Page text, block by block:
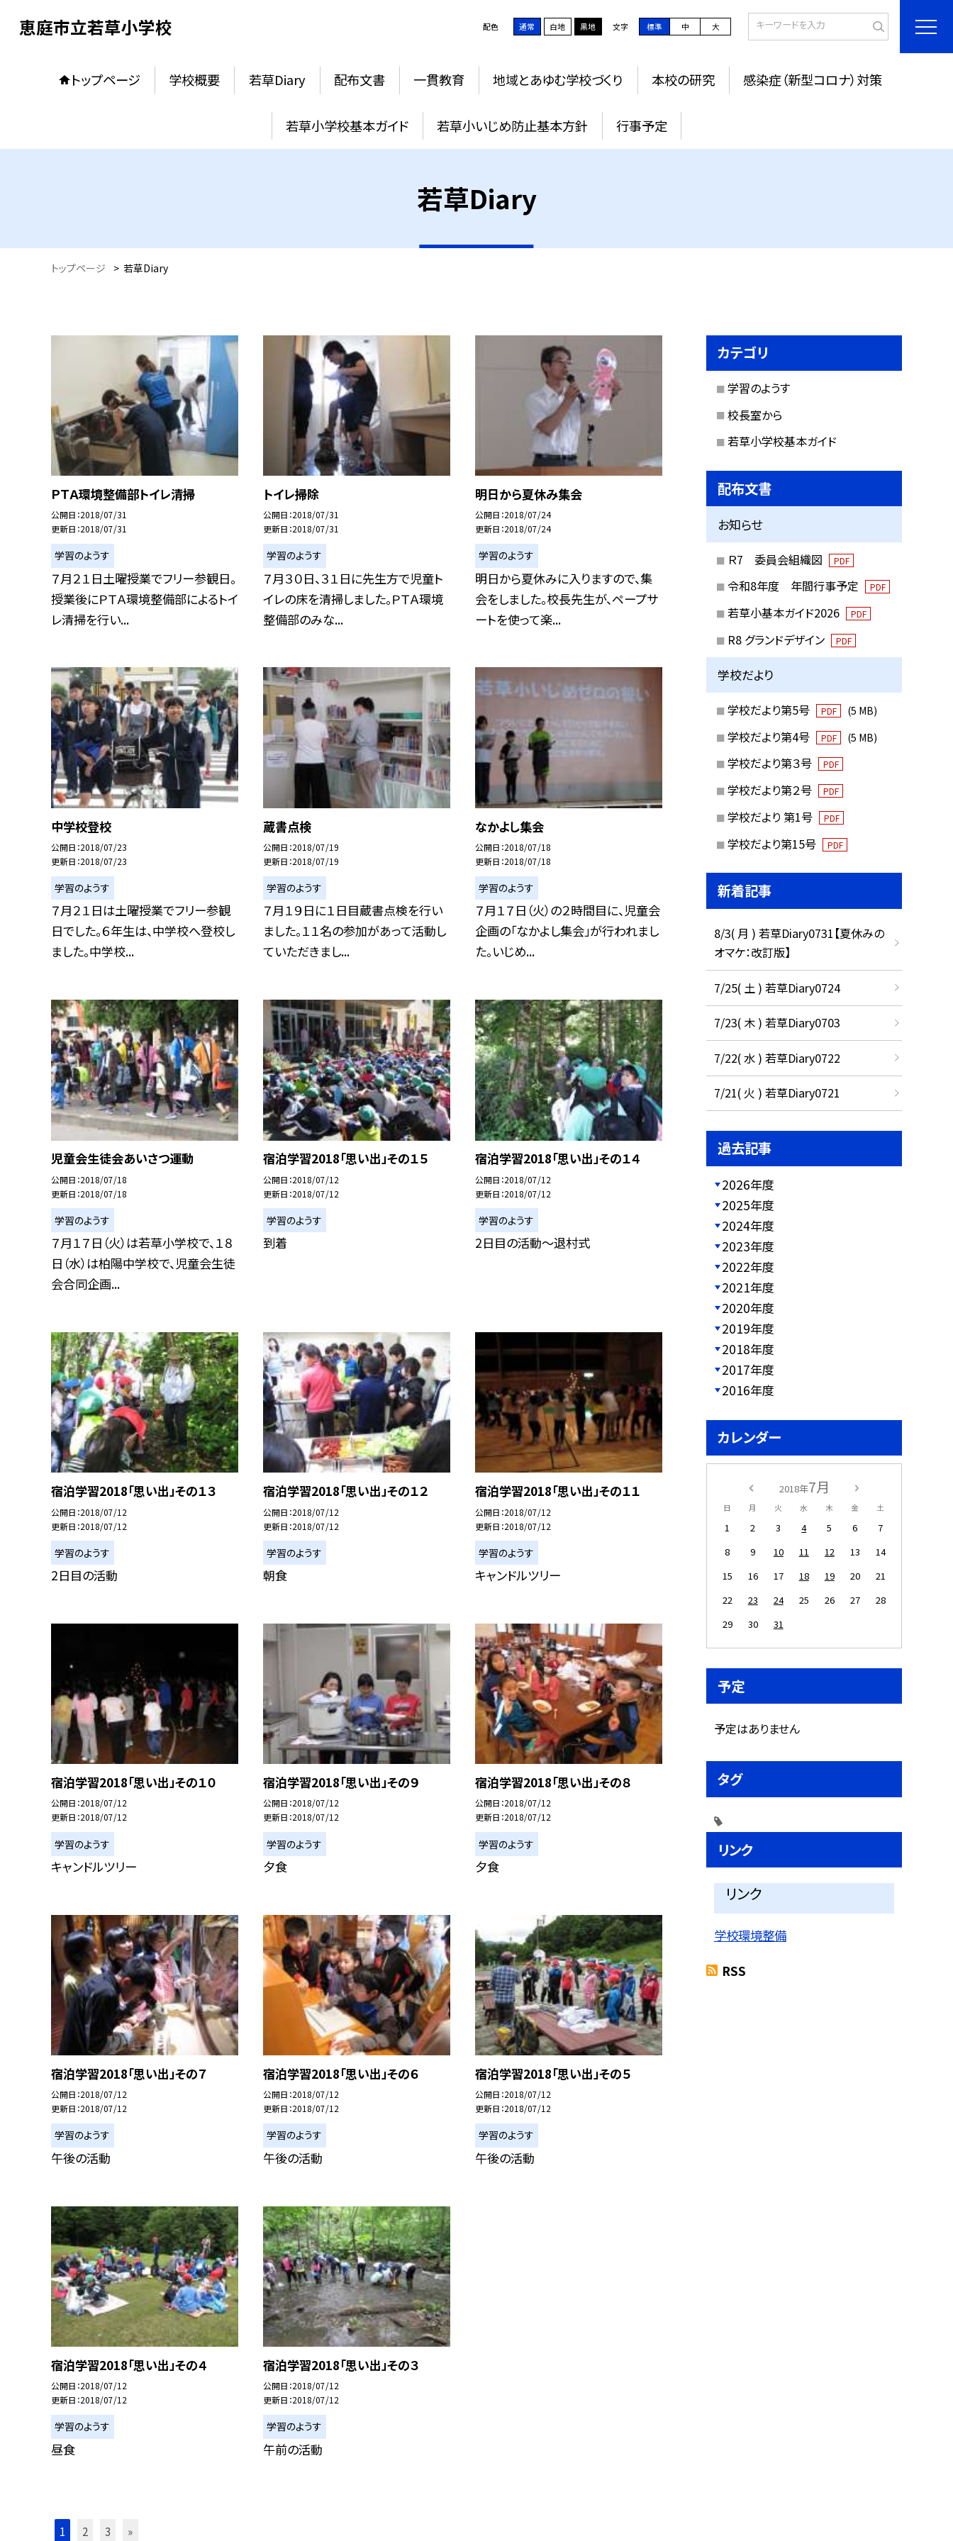
恵庭市立若草小学校 配色 通常 白地 黒地 文字 標準 中 大
トップページ 学校概要 若草Diary 配布文書 一貫教育 地域とあゆむ学校づくり 本校の研究 感染症（新型コロナ）対策
若草小学校基本ガイド 若草小いじめ防止基本方針 行事予定
若草Diary
トップページ > 若草Diary
ＰＴＡ環境整備部トイレ清掃
公開日 2018/07/31
更新日 2018/07/31
学習のようす
７月２１日土曜授業でフリー参観日。
授業後にＰＴＡ環境整備部によるトイ
レ清掃を行い...
トイレ掃除
公開日 2018/07/31
更新日 2018/07/31
学習のようす
７月３０日、３１日に先生方で児童ト
イレの床を清掃しました。ＰＴＡ環境
整備部のみな...
明日から夏休み集会
公開日 2018/07/24
更新日 2018/07/24
学習のようす
明日から夏休みに入りますので、集
会をしました。校長先生が、ペープサ
ートを使って楽...
中学校登校
公開日 2018/07/23
更新日 2018/07/23
学習のようす
７月２１日は土曜授業でフリー参観
日でした。６年生は、中学校へ登校し
ました。中学校...
蔵書点検
公開日 2018/07/19
更新日 2018/07/19
学習のようす
７月１９日に１日目蔵書点検を行い
ました。１１名の参加があって活動し
ていただきまし...
なかよし集会
公開日 2018/07/18
更新日 2018/07/18
学習のようす
７月１７日（火）の２時間目に、児童会
企画の「なかよし集会」が行われまし
た。いじめ...
児童会生徒会あいさつ運動
公開日 2018/07/18
更新日 2018/07/18
学習のようす
７月１７日（火）は若草小学校で、１８
日（水）は柏陽中学校で、児童会生徒
会合同企画...
宿泊学習2018「思い出」その１５
公開日 2018/07/12
更新日 2018/07/12
学習のようす
到着
宿泊学習2018「思い出」その１４
公開日 2018/07/12
更新日 2018/07/12
学習のようす
2日目の活動〜退村式
宿泊学習2018「思い出」その１３
公開日 2018/07/12
更新日 2018/07/12
学習のようす
2日目の活動
宿泊学習2018「思い出」その１２
公開日 2018/07/12
更新日 2018/07/12
学習のようす
朝食
宿泊学習2018「思い出」その１１
公開日 2018/07/12
更新日 2018/07/12
学習のようす
キャンドルツリー
宿泊学習2018「思い出」その１０
公開日 2018/07/12
更新日 2018/07/12
学習のようす
キャンドルツリー
宿泊学習2018「思い出」その９
公開日 2018/07/12
更新日 2018/07/12
学習のようす
夕食
宿泊学習2018「思い出」その８
公開日 2018/07/12
更新日 2018/07/12
学習のようす
夕食
宿泊学習2018「思い出」その７
公開日 2018/07/12
更新日 2018/07/12
学習のようす
午後の活動
宿泊学習2018「思い出」その６
公開日 2018/07/12
更新日 2018/07/12
学習のようす
午後の活動
宿泊学習2018「思い出」その５
公開日 2018/07/12
更新日 2018/07/12
学習のようす
午後の活動
宿泊学習2018「思い出」その４
公開日 2018/07/12
更新日 2018/07/12
学習のようす
昼食
宿泊学習2018「思い出」その３
公開日 2018/07/12
更新日 2018/07/12
学習のようす
午前の活動
1 2 3 »
カテゴリ
学習のようす
校長室から
若草小学校基本ガイド
配布文書
お知らせ
Ｒ7 委員会組織図 PDF
令和8年度 年間行事予定 PDF
若草小基本ガイド2026 PDF
R8 グランドデザイン PDF
学校だより
学校だより第5号 PDF (5 MB)
学校だより第4号 PDF (5 MB)
学校だより第３号 PDF
学校だより第２号 PDF
学校だより 第1号 PDF
学校だより第15号 PDF
新着記事
8/3( 月 ) 若草Diary0731【夏休みの
オマケ：改訂版】
7/25( 土 ) 若草Diary0724
7/23( 木 ) 若草Diary0703
7/22( 水 ) 若草Diary0722
7/21( 火 ) 若草Diary0721
過去記事
2026年度
2025年度
2024年度
2023年度
2022年度
2021年度
2020年度
2019年度
2018年度
2017年度
2016年度
カレンダー
2018年7月
日 月 火 水 木 金 土
1 2 3 4 5 6
7
8
9 10 11 12 13
14
15
16 17 18 19 20
21
22
23 24 25 26 27
28
29
30 31
予定
予定はありません
タグ
リンク
リンク
学校環境整備
RSS